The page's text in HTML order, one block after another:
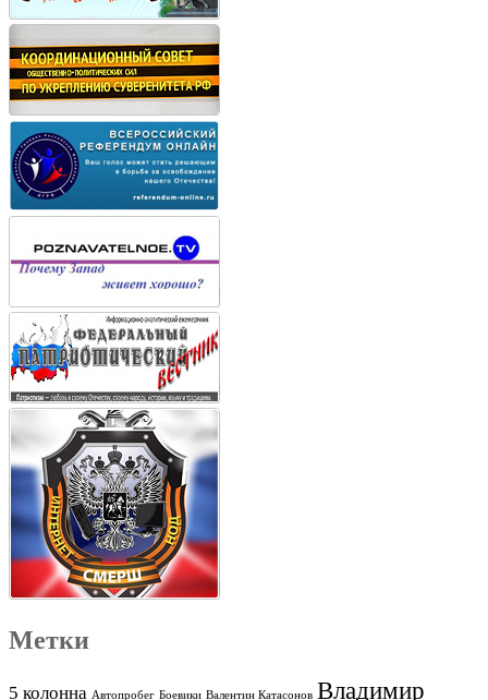
Метки
5 колонна Автопробег Боевики Валентин Катасонов Владимир